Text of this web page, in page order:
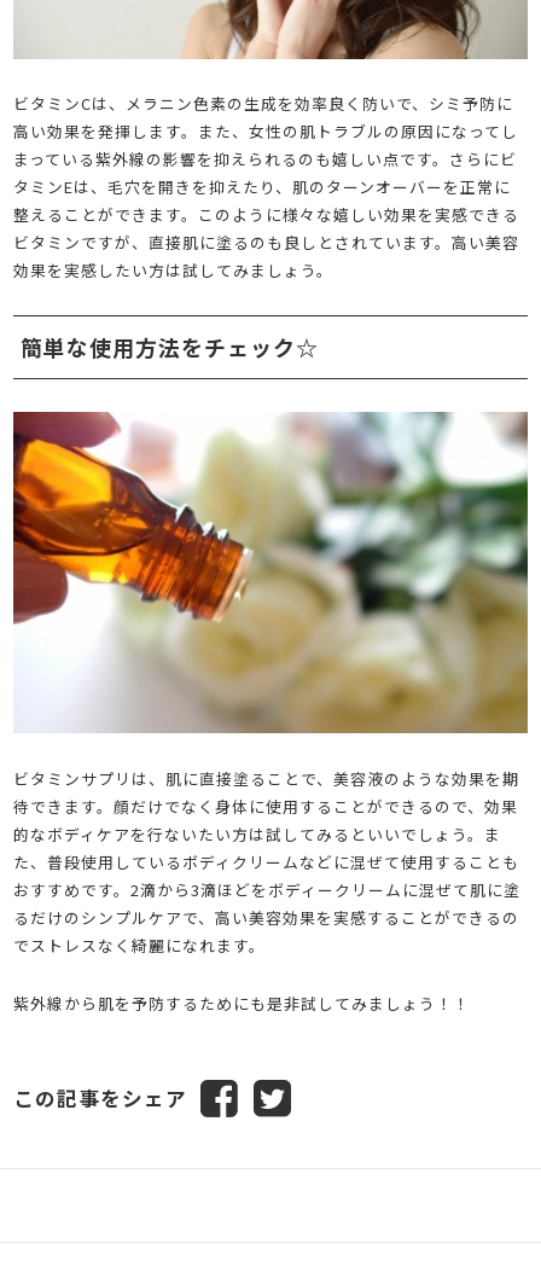
ビタミンCは、メラニン色素の生成を効率良く防いで、シミ予防に
高い効果を発揮します。また、女性の肌トラブルの原因になってし
まっている紫外線の影響を抑えられるのも嬉しい点です。さらにビ
タミンEは、毛穴を開きを抑えたり、肌のターンオーバーを正常に
整えることができます。このように様々な嬉しい効果を実感できる
ビタミンですが、直接肌に塗るのも良しとされています。高い美容
効果を実感したい方は試してみましょう。
簡単な使用方法をチェック☆
ビタミンサプリは、肌に直接塗ることで、美容液のような効果を期
待できます。顔だけでなく身体に使用することができるので、効果
的なボディケアを行ないたい方は試してみるといいでしょう。ま
た、普段使用しているボディクリームなどに混ぜて使用することも
おすすめです。2滴から3滴ほどをボディークリームに混ぜて肌に塗
るだけのシンプルケアで、高い美容効果を実感することができるの
でストレスなく綺麗になれます。
紫外線から肌を予防するためにも是非試してみましょう！！
この記事をシェア